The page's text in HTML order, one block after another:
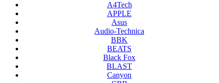
A4Tech
APPLE
Asus
Audio-Technica
BBK
BEATS
Black Fox
BLAST
Canyon